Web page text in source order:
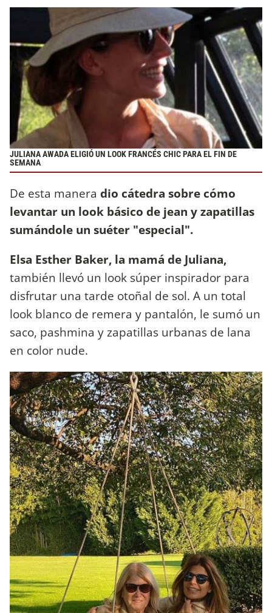
JULIANA AWADA ELIGIÓ UN LOOK FRANCÉS CHIC PARA EL FIN DE
SEMANA
De esta manera dio cátedra sobre cómo
levantar un look básico de jean y zapatillas
sumándole un suéter "especial".
Elsa Esther Baker, la mamá de Juliana,
también llevó un look súper inspirador para
disfrutar una tarde otoñal de sol. A un total
look blanco de remera y pantalón, le sumó un
saco, pashmina y zapatillas urbanas de lana
en color nude.